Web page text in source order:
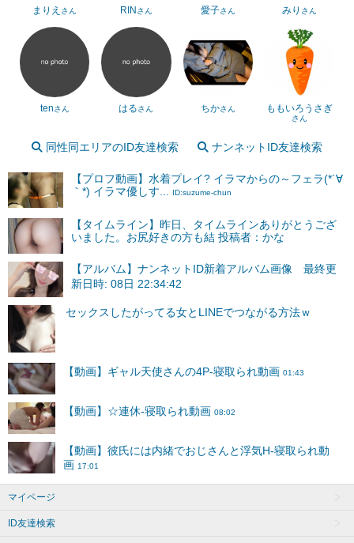
まりえ さん RIN さん 愛子さん みり さん
tenさん はるさん ちかさん ももいろうさぎ
さん
同性同エリアのID友達検索 ナンネットID友達検索
【プロフ動画】水着プレイ? イラマからの～フェラ(*´∀
｀*) イラマ優しす...
ID:suzume-chun
【タイムライン】昨日、タイムラインありがとうござ
いました。お尻好きの方も結 投稿者：かな
【アルバム】ナンネットID新着アルバム画像 最終更
新日時: 08日 22:34:42
マイページ
ID友達検索